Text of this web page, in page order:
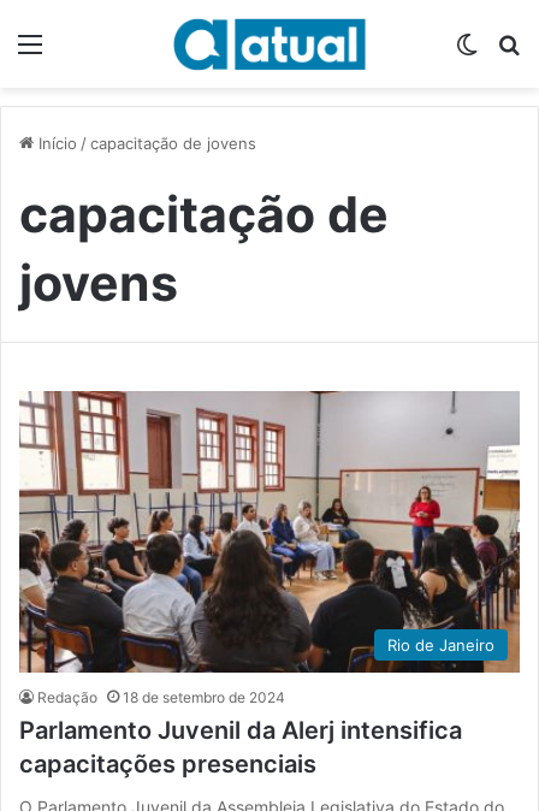
Início /capacitação de jovens
capacitação de
jovens
Rio de Janeiro
Redação 18 de setembro de 2024
Parlamento Juvenil da Alerj intensifica
capacitações presenciais